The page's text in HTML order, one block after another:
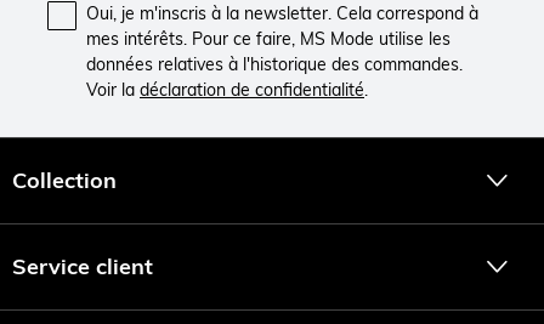
Oui, je m'inscris à la newsletter. Cela correspond à
mes intérêts. Pour ce faire, MS Mode utilise les
données relatives à l'historique des commandes.
Voir la déclaration de confidentialité.
Collection
Service client